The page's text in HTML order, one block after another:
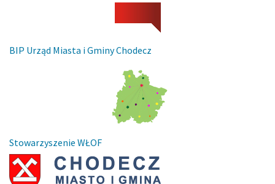
BIP Urząd Miasta i Gminy Chodecz
Stowarzyszenie WŁOF